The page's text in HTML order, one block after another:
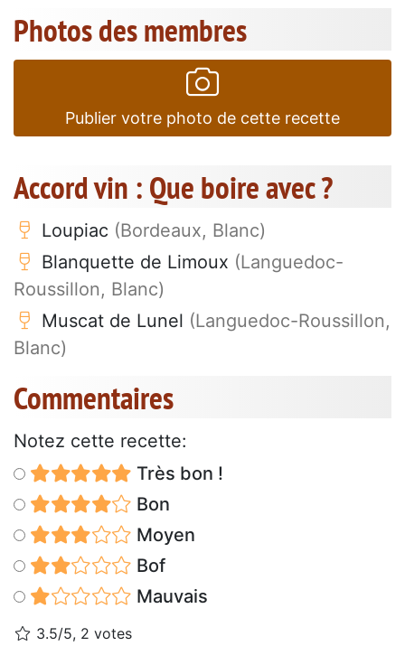
Photos des membres
Publier votre photo de cette recette
Accord vin : Que boire avec ?
Loupiac (Bordeaux, Blanc)
Blanquette de Limoux (Languedoc-
Roussillon, Blanc)
Muscat de Lunel (Languedoc-Roussillon,
Blanc)
Commentaires
Notez cette recette:
Très bon !
Bon
Moyen
Bof
Mauvais
3.5/5, 2 votes